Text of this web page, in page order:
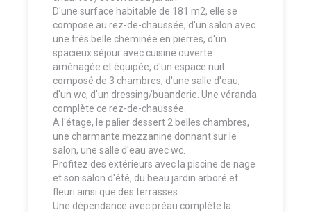
D'une surface habitable de 181 m2, elle se
compose au rez-de-chaussée, d'un salon avec
une très belle cheminée en pierres, d'un
spacieux séjour avec cuisine ouverte
aménagée et équipée, d'un espace nuit
composé de 3 chambres, d'une salle d'eau,
d'un wc, d'un dressing/buanderie. Une véranda
complète ce rez-de-chaussée.
A l'étage, le palier dessert 2 belles chambres,
une charmante mezzanine donnant sur le
salon, une salle d'eau avec wc.
Profitez des extérieurs avec la piscine de nage
et son salon d'été, du beau jardin arboré et
fleuri ainsi que des terrasses.
Une dépendance avec préau complète la